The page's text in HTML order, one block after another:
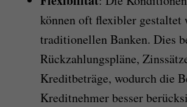
können oft flexibler gestaltet
traditionellen Banken. Dies
Rückzahlungspläne,
Kreditbeträge, wodurch die
Kreditnehmer besser